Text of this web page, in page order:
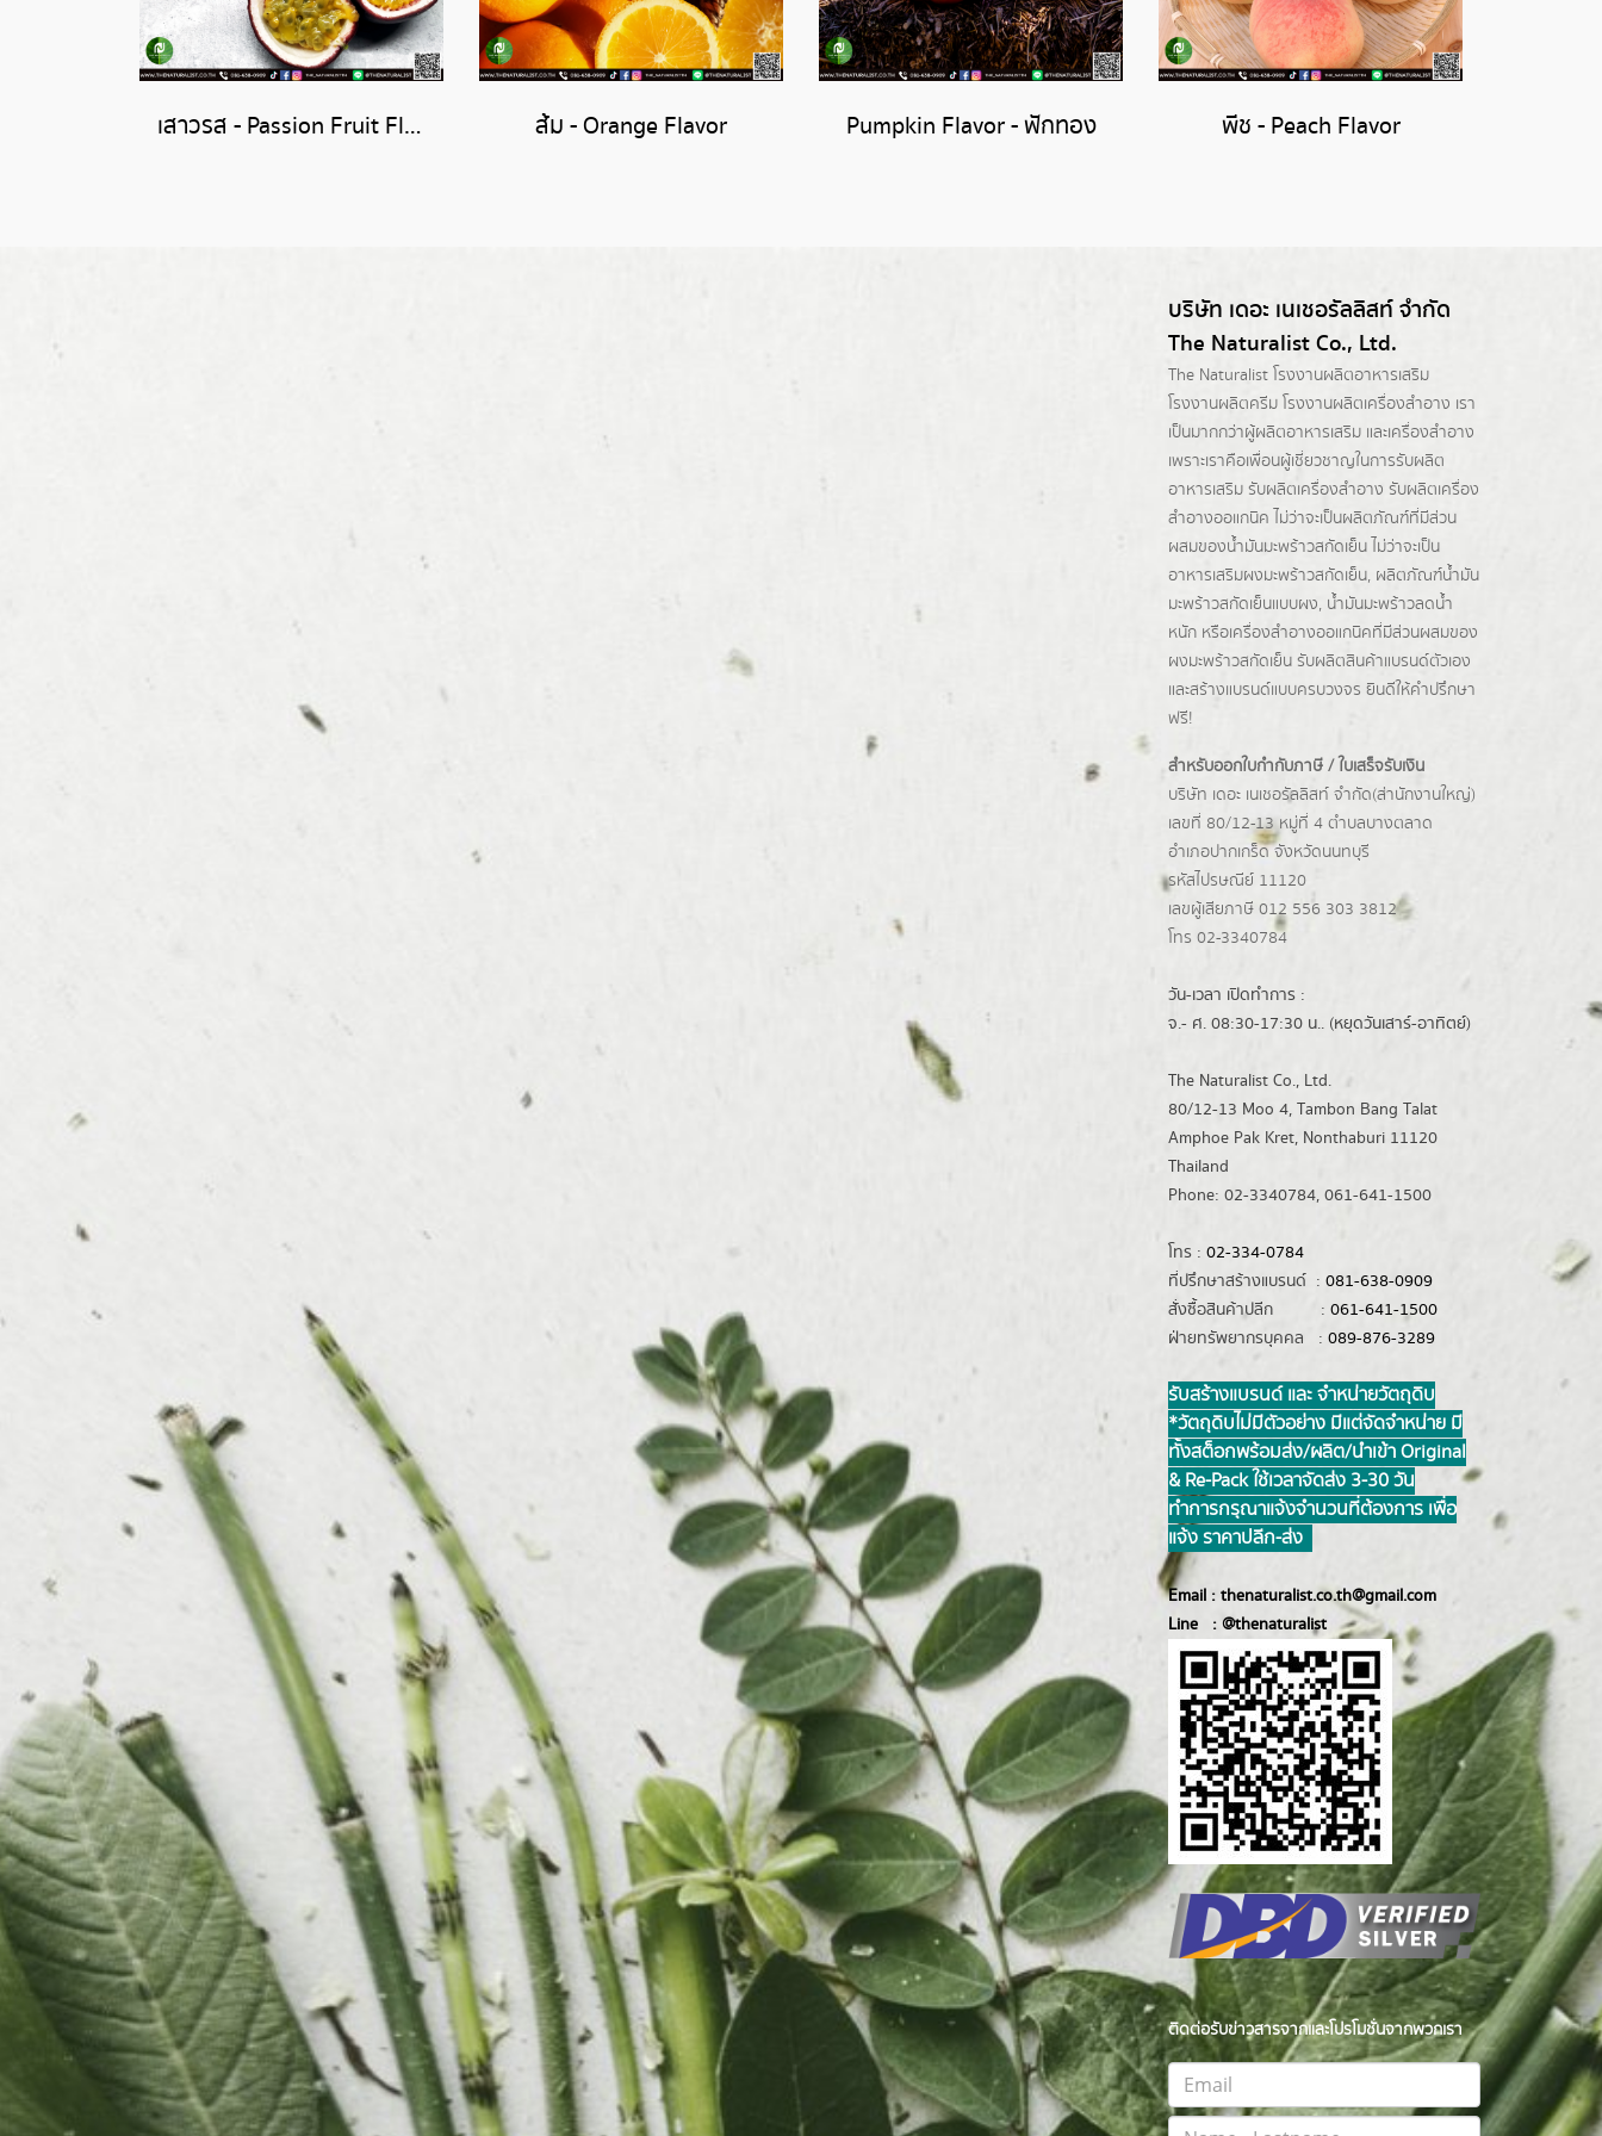
เสาวรส - Passion Fruit Flavor ส้ม - Orange Flavor Pumpkin Flavor - ฟักทอง พีช - Peach Flavor
บริษัท เดอะ เนเชอรัลลิสท์ จำกัด
The Naturalist Co., Ltd.
The Naturalist โรงงานผลิตอาหารเสริม
โรงงานผลิตครีมโรงงานผลิตเครื่องสำอาง เรา
เป็นมากกว่าผู้ผลิตอาหารเสริมและเครื่องสำอาง
เพราะเราคือเพื่อนผู้เชี่ยวชาญในการรับผลิต
อาหารเสริม รับผลิตเครื่องสำอาง รับผลิตเครื่อง
สำอางออแกนิค ไม่ว่าจะเป็นผลิตภัณฑ์ที่มีส่วน
ผสมของน้ำมันมะพร้าวสกัดเย็น ไม่ว่าจะเป็น
อาหารเสริมผงมะพร้าวสกัดเย็น, ผลิตภัณฑ์น้ำมัน
มะพร้าวสกัดเย็นแบบผง, น้ำมันมะพร้าวลดน้ำ
หนักหรือเครื่องสำอางออแกนิคที่มีส่วนผสมของ
ผงมะพร้าวสกัดเย็น รับผลิตสินค้าแบรนด์ตัวเอง
และสร้างแบรนด์แบบครบวงจร ยินดีให้คำปรึกษา
ฟรี!
สำหรับออกใบกำกับภาษี / ใบเสร็จรับเงิน
บริษัท เดอะ เนเชอรัลลิสท์ จำกัด(ส่านักงานใหญ่)
เลขที่ 80/12-13 หมู่ที่ 4 ตำบลบางตลาด
อำเภอปากเกร็ดจังหวัดนนทบุรี
รหัสไปรษณีย์ 11120
เลขผู้เสียภาษี 012 556 303 3812
โทร 02-3340784
วัน-เวลา เปิดทำการ :
จ.- ศ. 08:30-17:30 น.. (หยุดวันเสาร์-อาทิตย์)
The Naturalist Co., Ltd.
80/12-13 Moo 4, Tambon Bang Talat
Amphoe Pak Kret, Nonthaburi 11120
Thailand
Phone: 02-3340784, 061-641-1500
โทร : 02-334-0784
ที่ปรึกษาสร้างแบรนด์ : 081-638-0909
สั่งซื้อสินค้าปลีก : 061-641-1500
ฝ่ายทรัพยากรบุคคล : 089-876-3289
รับสร้างแบรนด์ และ จำหน่ายวัตถุดิบ
*วัตถุดิบไม่มีตัวอย่าง มีแต่จัดจำหน่าย มี
ทั้งสต็อกพร้อมส่ง/ผลิต/นำเข้า Original
& Re-Pack ใช้เวลาจัดส่ง 3-30 วัน
ทำการ กรุณาแจ้งจำนวนที่ต้องการ เพื่อ
แจ้ง ราคาปลีก-ส่ง
Email : thenaturalist.co.th@gmail.com
Line : @thenaturalist
ติดต่อรับข่าวสารจากและโปรโมชั่นจากพวกเรา